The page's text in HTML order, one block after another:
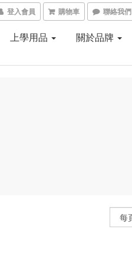
登入會員 購物車 聯絡我們
上學用品 關於品牌